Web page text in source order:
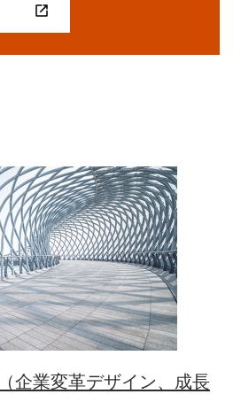
企業変革デザイン、成長